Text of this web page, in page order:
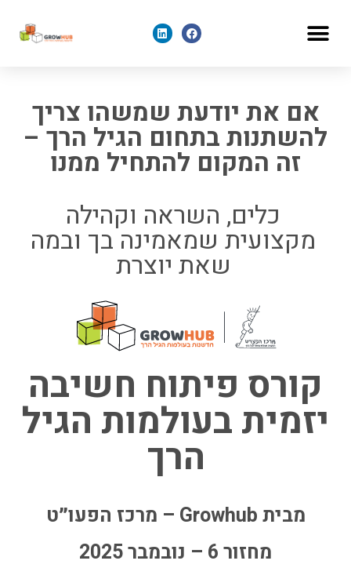
אם את יודעת שמשהו צריך
להשתנות בתחום הגיל הרך –
זה המקום להתחיל ממנו
כלים, השראה וקהילה
מקצועית שמאמינה בך ובמה
שאת יוצרת
קורס פיתוח חשיבה
יזמית בעולמות הגיל
הרך
מבית Growhub – מרכז הפעו״ט
מחזור 6 – נובמבר 2025